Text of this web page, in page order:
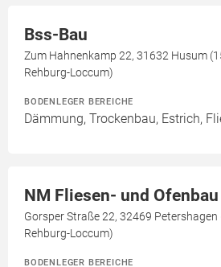
Bss-Bau
Zum Hahnenkamp 22, 31632 Husum
Rehburg-Loccum)
BODENLEGER BEREICHE
Dämmung, Trockenbau, Estrich,
NM Fliesen- und Ofenbau
Gorsper Straße 22, 32469
Rehburg-Loccum)
BODENLEGER BEREICHE